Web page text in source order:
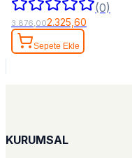
(0)
3.876,002.325,60
Sepete Ekle
KURUMSAL